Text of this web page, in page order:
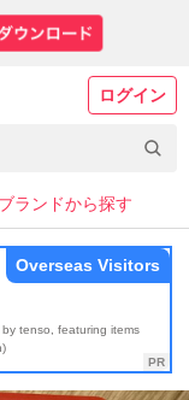
ログイン
ブランドから探す
tenso, featuring items
Overseas Visitors